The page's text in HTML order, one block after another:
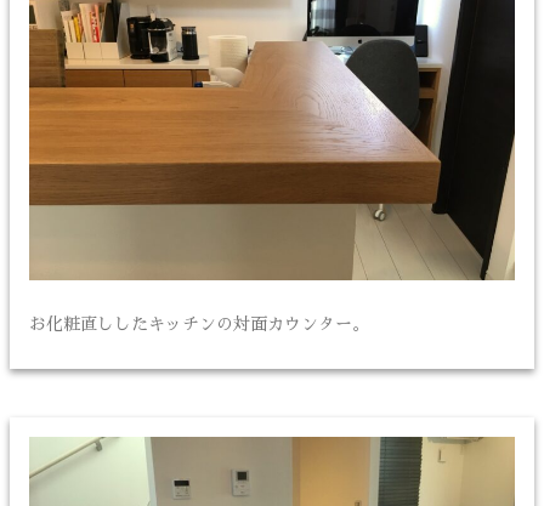
お化粧直ししたキッチンの対面カウンター。